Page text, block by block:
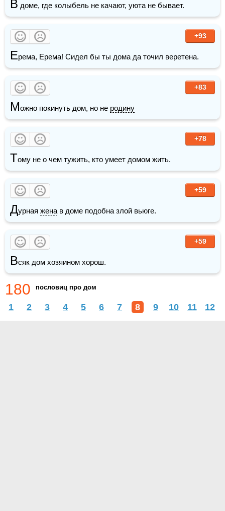
В доме, где колыбель не качают, уюта не бывает.
+93
Ерема, Ерема! Сидел бы ты дома да точил веретена.
+83
Можно покинуть дом, но не родину
+78
Тому не о чем тужить, кто умеет домом жить.
+59
Дурная жена в доме подобна злой вьюге.
+59
Всяк дом хозяином хорош.
180 пословиц про дом
1 2 3 4 5 6 7 8 9 10 11 12